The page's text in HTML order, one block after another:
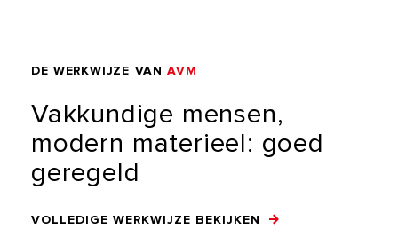
DE WERKWIJZE VAN AVM
Vakkundige mensen,
modern materieel: goed
geregeld
VOLLEDIGE WERKWIJZE BEKIJKEN